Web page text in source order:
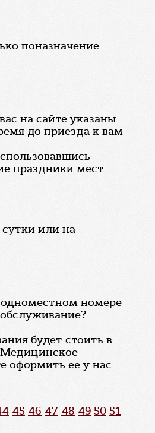
поназначение
на сайте указаны
до приезда к вам
праздники мест
или на
одноместном номере
будет стоить в
Медицинское
оформить ее у нас
45 46 47 48 49 50 51